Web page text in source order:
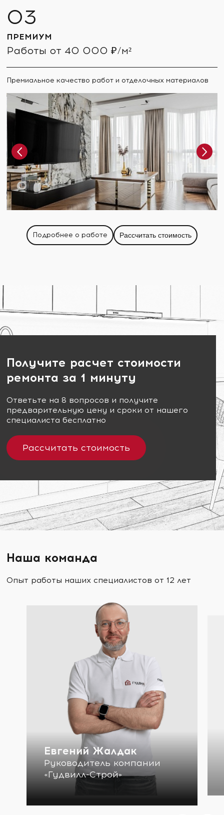
ПРЕМИУМ
Работы от 40 000 ₽/м²
Премиальное качество работ и отделочных материалов
Подробнее о работе Рассчитать стоимость
Получите расчет стоимости
ремонта за 1 минуту
Ответьте на 8 вопросов и получите
предварительную цену и сроки от нашего
специалиста бесплатно
Рассчитать стоимость
Наша команда
Опыт работы наших специалистов от 12 лет
Евгений Жалдак
Руководитель компании
«Гудвилл-Строй»